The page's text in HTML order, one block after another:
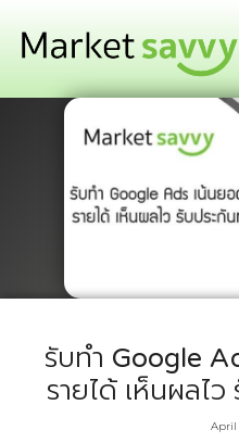
รับทำ Google
รายได้ เห็นผลไว
April